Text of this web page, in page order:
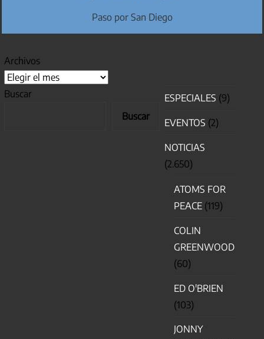
Paso por San Diego
Archivos
Buscar
Buscar
ESPECIALES (9)
EVENTOS (2)
NOTICIAS
(2.650)
ATOMS FOR
PEACE (119)
COLIN
GREENWOOD
(60)
ED O'BRIEN
(103)
JONNY